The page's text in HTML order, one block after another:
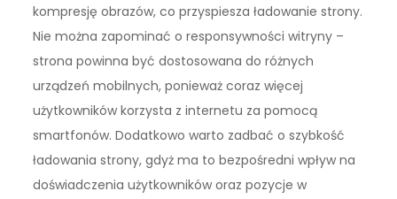
kompresję obrazów, co przyspiesza ładowanie strony.
Nie można zapominać o responsywności witryny –
strona powinna być dostosowana do różnych
urządzeń mobilnych, ponieważ coraz więcej
użytkowników korzysta z internetu za pomocą
smartfonów. Dodatkowo warto zadbać o szybkość
ładowania strony, gdyż ma to bezpośredni wpływ na
doświadczenia użytkowników oraz pozycje w